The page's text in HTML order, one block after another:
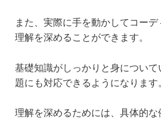
また、実際に手を動かしてコーデ
理解を深めることができます。
基礎知識がしっかりと身について
題にも対応できるようになります
理解を深めるためには、具体的な